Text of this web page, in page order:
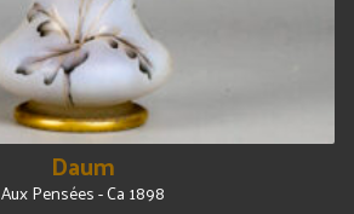
Daum
Aux Pensées - Ca 1898